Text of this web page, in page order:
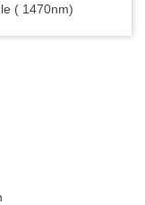
( 1470nm)